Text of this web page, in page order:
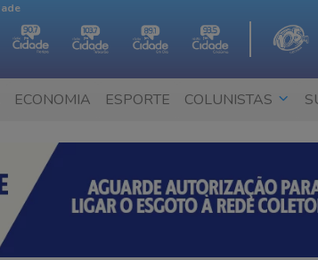
ECONOMIA ESPORTE COLUNISTAS